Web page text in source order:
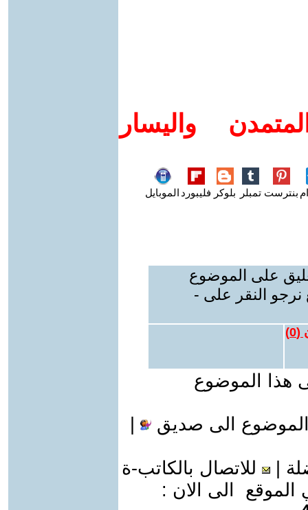
واليسار
بنترست تمبلر بلوكر فليبورد الموبايل
على الموضوع
نرجو النقر على -
(
0
)
هذا الموضوع
الى صديق
للاتصال بالكاتب-ة
الى الان :